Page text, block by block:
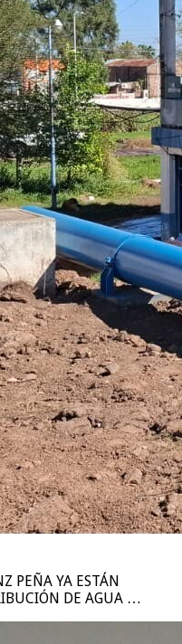
PEÑA YA ESTÁN
DE AGUA …